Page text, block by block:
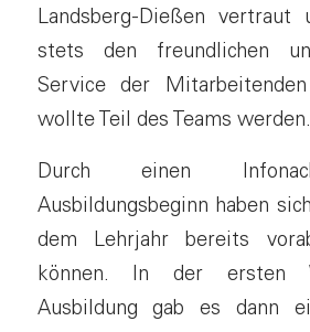
Landsberg-Dießen vertraut
stets den freundlichen
Service der
wollte Teil des Teams werden.
Durch einen
Ausbildungsbeginn haben
dem Lehrjahr bereits
können. In der ersten
Ausbildung gab es dann